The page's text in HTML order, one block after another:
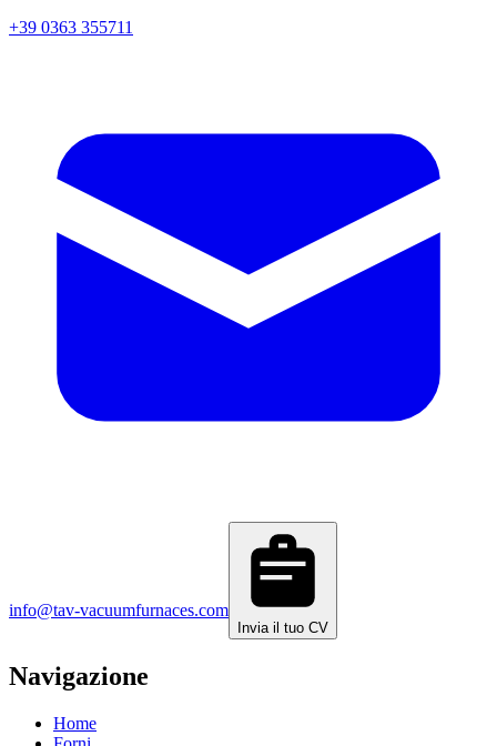
+39 0363 355711
info@tav-vacuumfurnaces.com
Invia il tuo CV
Navigazione
Home